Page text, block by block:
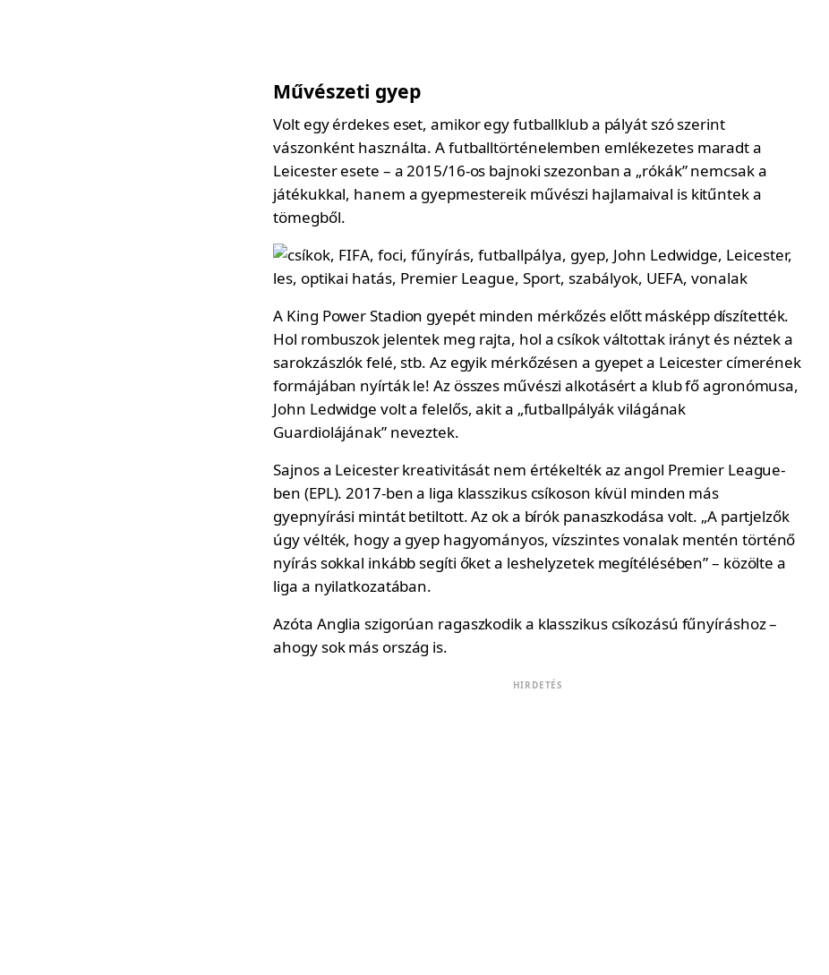
Művészeti gyep
Volt egy érdekes eset, amikor egy futballklub a pályát szó szerint
vászonként használta. A futballtörténelemben emlékezetes maradt a
Leicester esete – a 2015/16-os bajnoki szezonban a „rókák” nemcsak a
játékukkal, hanem a gyepmestereik művészi hajlamaival is kitűntek a
tömegből.
A King Power Stadion gyepét minden mérkőzés előtt másképp díszítették.
Hol rombuszok jelentek meg rajta, hol a csíkok váltottak irányt és néztek a
sarokzászlók felé, stb. Az egyik mérkőzésen a gyepet a Leicester címerének
formájában nyírták le! Az összes művészi alkotásért a klub fő agronómusa,
John Ledwidge volt a felelős, akit a „futballpályák világának
Guardiolájának” neveztek.
Sajnos a Leicester kreativitását nem értékelték az angol Premier League-
ben (EPL). 2017-ben a liga klasszikus csíkoson kívül minden más
gyepnyírási mintát betiltott. Az ok a bírók panaszkodása volt. „A partjelzők
úgy vélték, hogy a gyep hagyományos, vízszintes vonalak mentén történő
nyírás sokkal inkább segíti őket a leshelyzetek megítélésében” – közölte a
liga a nyilatkozatában.
Azóta Anglia szigorúan ragaszkodik a klasszikus csíkozású fűnyíráshoz –
ahogy sok más ország is.
HIRDETÉS